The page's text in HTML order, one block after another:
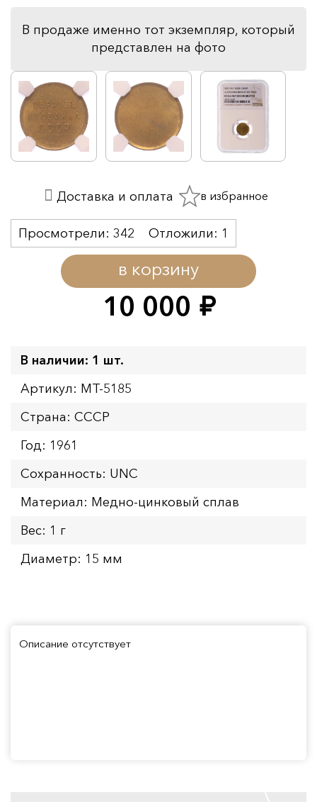
В продаже именно тот экземпляр, который
представлен на фото
10 000 руб.
в корзину
Просмотрели: 342 Отложили: 1
Доставка и оплата в избранное
В наличии: 1 шт.
Артикул: MT-5185
Страна: СССР
Год: 1961
Сохранность: UNC
Материал: Медно-цинковый сплав
Вес: 1 г
Диаметр: 15 мм
Описание отсутствует